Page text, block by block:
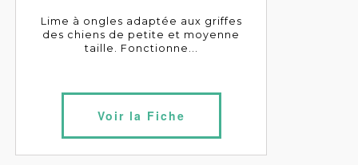
Lime à ongles adaptée aux griffes
des chiens de petite et moyenne
taille. Fonctionne...
Voir la Fiche